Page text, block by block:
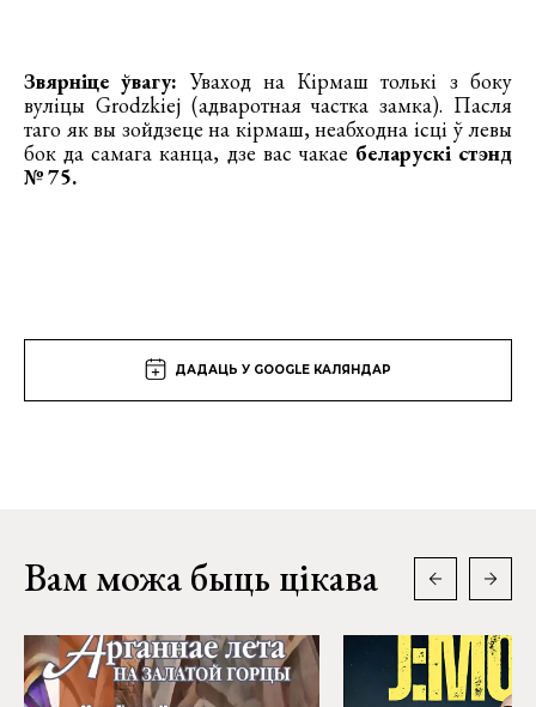
Звярніце ўвагу: Уваход на Кірмаш толькі з боку
вуліцы Grodzkiej (адваротная частка замка). Пасля
таго як вы зойдзеце на кірмаш, неабходна ісці ў левы
бок да самага канца, дзе вас чакае беларускі стэнд
№ 75.
ДАДАЦЬ У GOOGLE КАЛЯНДАР
Вам можа быць цікава